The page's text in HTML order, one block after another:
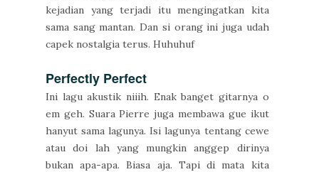
kejadian yang terjadi itu mengingatkan kita
sama sang mantan. Dan si orang ini juga udah
capek nostalgia terus. Huhuhuf
Perfectly Perfect
Ini lagu akustik niiih. Enak banget gitarnya o
em geh. Suara Pierre juga membawa gue ikut
hanyut sama lagunya. Isi lagunya tentang cewe
atau doi lah yang mungkin anggep dirinya
bukan apa-apa. Biasa aja. Tapi di mata kita